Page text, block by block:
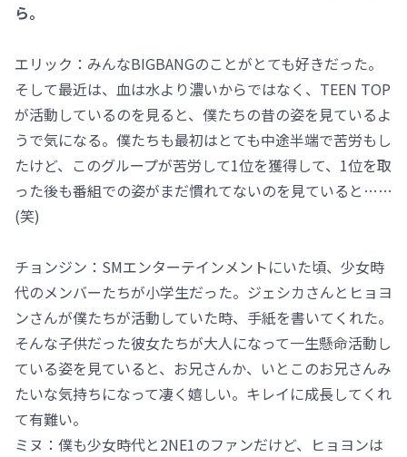
ら。
エリック：みんなBIGBANGのことがとても好きだった。
そして最近は、血は水より濃いからではなく、TEEN TOP
が活動しているのを見ると、僕たちの昔の姿を見ているよ
うで気になる。僕たちも最初はとても中途半端で苦労もし
たけど、このグループが苦労して1位を獲得して、1位を取
った後も番組での姿がまだ慣れてないのを見ていると……
(笑)
チョンジン：SMエンターテインメントにいた頃、少女時
代のメンバーたちが小学生だった。ジェシカさんとヒョヨ
ンさんが僕たちが活動していた時、手紙を書いてくれた。
そんな子供だった彼女たちが大人になって一生懸命活動し
ている姿を見ていると、お兄さんか、いとこのお兄さんみ
たいな気持ちになって凄く嬉しい。キレイに成長してくれ
て有難い。
ミヌ：僕も少女時代と2NE1のファンだけど、ヒョヨンは